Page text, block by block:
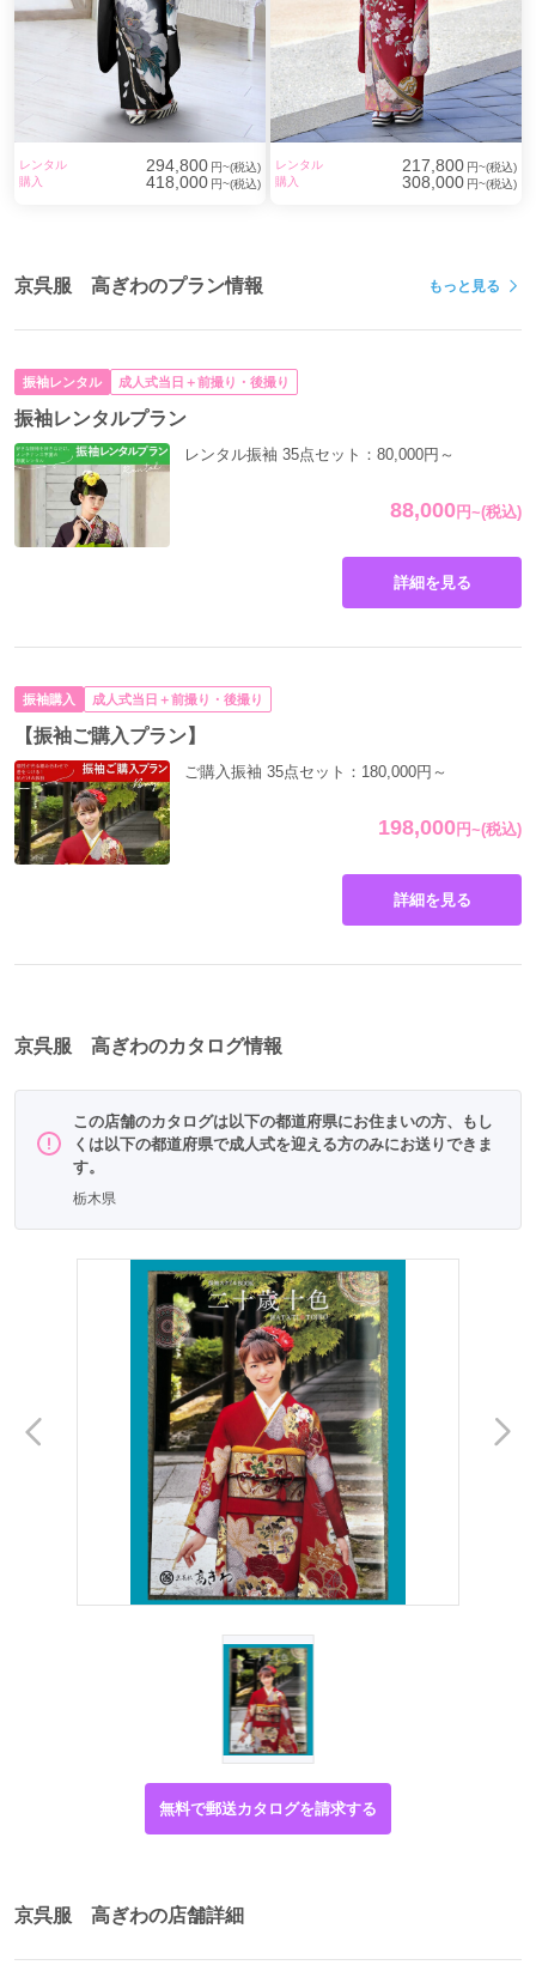
レンタル 294,800 円~(税込)
購入
418,000 円~(税込)
レンタル 217,800 円~(税込)
購入
308,000 円~(税込)
京呉服 高ぎわのプラン情報 もっと見る
振袖レンタル 成人式当日＋前撮り・後撮り
振袖レンタルプラン
88,000 円~(税込)
レンタル振袖 35点セット：80,000円～
詳細を見る
振袖購入 成人式当日＋前撮り・後撮り
【振袖ご購入プラン】
198,000 円~(税込)
ご購入振袖 35点セット：180,000円～
詳細を見る
京呉服 高ぎわのカタログ情報
この店舗のカタログは以下の都道府県にお住まいの方、もし
くは以下の都道府県で成人式を迎える方のみにお送りできま
す。
栃木県
無料で郵送カタログを請求する
京呉服 高ぎわの店舗詳細